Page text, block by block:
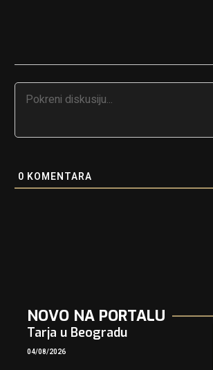
0 KOMENTARA
NOVO NA PORTALU
Tarja u Beogradu
04/08/2026